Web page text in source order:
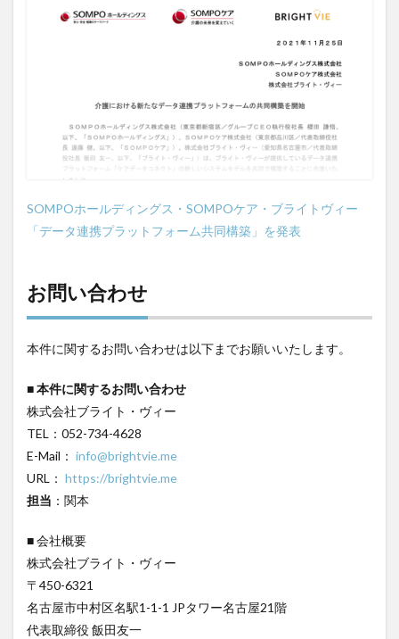
SOMPOホールディングス・SOMPOケア・ブライトヴィー
「データ連携プラットフォーム共同構築」を発表
お問い合わせ
本件に関するお問い合わせは以下までお願いいたします。
■ 本件に関するお問い合わせ
株式会社ブライト・ヴィー
TEL：052-734-4628
E-Mail： info@brightvie.me
URL ： https://brightvie.me
担当 ：関本
■ 会社概要
株式会社ブライト・ヴィー
〒450-6321
名古屋市中村区名駅1-1-1 JPタワー名古屋21階
代表取締役 飯田友一